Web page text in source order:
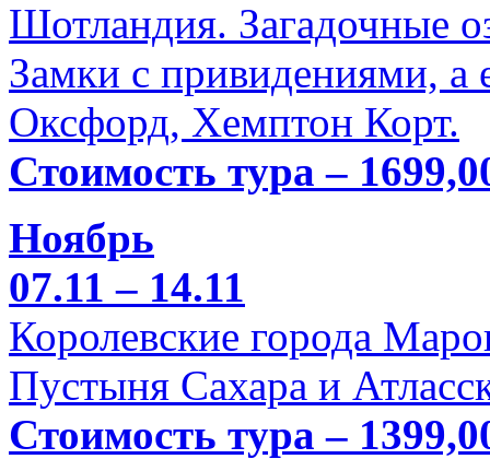
Шотландия. Загадочные
Замки с привидениями,
Оксфорд, Хемптон Корт.
Стоимость тура –
Ноябрь
07.11 – 14.11
Королевские города
Пустыня Сахара и
Стоимость тура –